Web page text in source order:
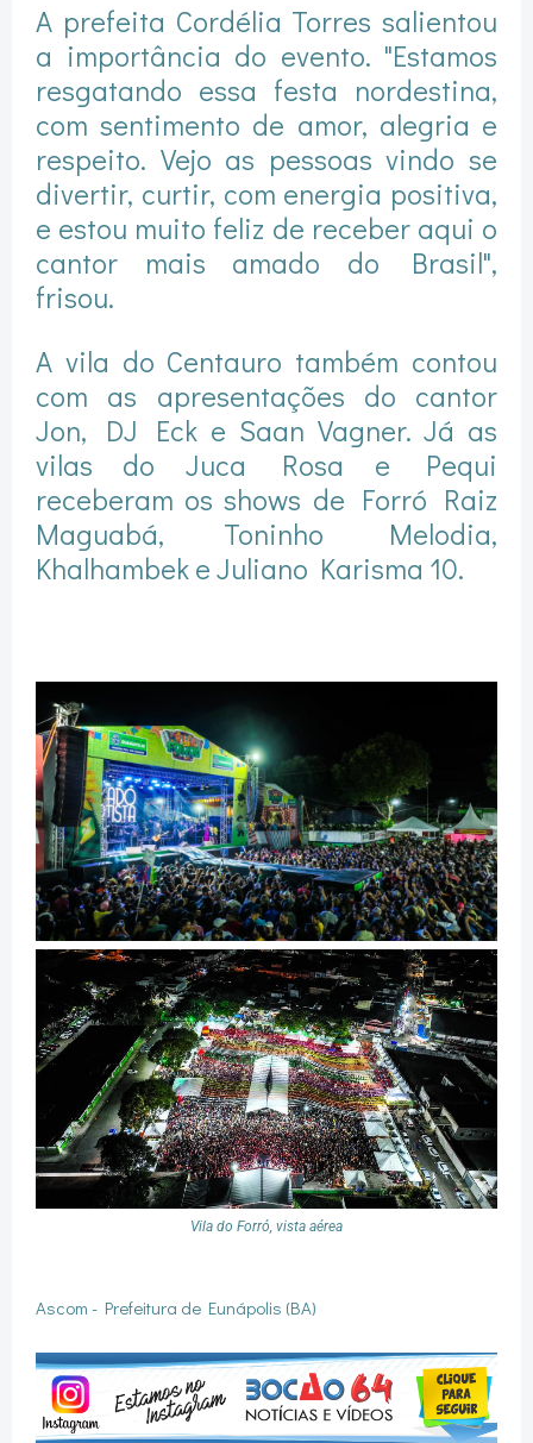
A prefeita Cordélia Torres salientou
a importância do evento. "Estamos
resgatando essa festa nordestina,
com sentimento de amor, alegria e
respeito. Vejo as pessoas vindo se
divertir, curtir, com energia positiva,
e estou muito feliz de receber aqui o
cantor mais amado do Brasil",
frisou.
A vila do Centauro também contou
com as apresentações do cantor
Jon, DJ Eck e Saan Vagner. Já as
vilas do Juca Rosa e Pequi
receberam os shows de Forró Raiz
Maguabá, Toninho Melodia,
Khalhambek e Juliano Karisma 10.
Vila do Forró, vista aérea
Ascom - Prefeitura de Eunápolis (BA)